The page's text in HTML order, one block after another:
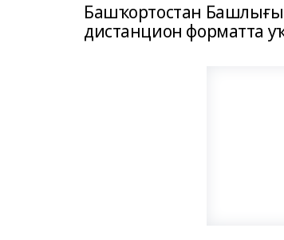
Башҡортостан Башлығы
дистанцион форматта